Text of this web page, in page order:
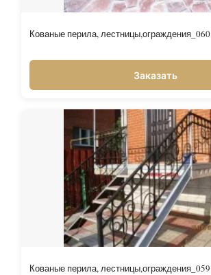
Кованые перила, лестницы,ограждения_060
Заказать
Кованые перила, лестницы,ограждения_059